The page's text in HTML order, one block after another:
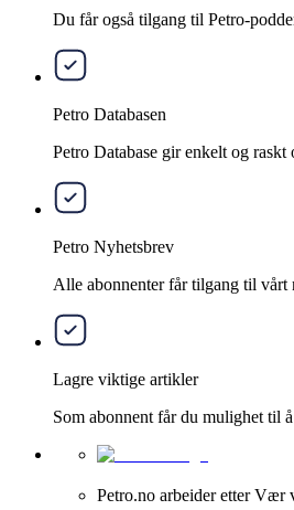
Du får også tilgang til Petro-
Petro Databasen
Petro Database gir enkelt og
Petro Nyhetsbrev
Alle abonnenter får tilgang til vårt
Lagre viktige artikler
Som abonnent får du mulighet til
Petro.no arbeider etter Vær